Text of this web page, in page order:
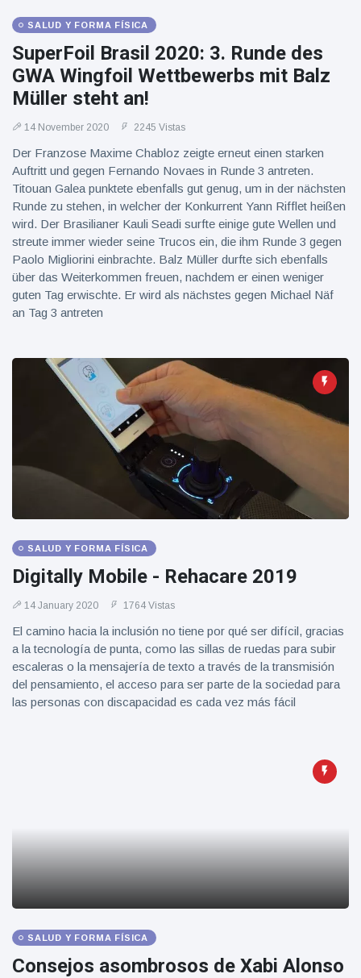
SALUD Y FORMA FÍSICA
SuperFoil Brasil 2020: 3. Runde des
GWA Wingfoil Wettbewerbs mit Balz
Müller steht an!
14 November 2020 2245 Vistas
Der Franzose Maxime Chabloz zeigte erneut einen starken
Auftritt und gegen Fernando Novaes in Runde 3 antreten.
Titouan Galea punktete ebenfalls gut genug, um in der nächsten
Runde zu stehen, in welcher der Konkurrent Yann Rifflet heißen
wird. Der Brasilianer Kauli Seadi surfte einige gute Wellen und
streute immer wieder seine Trucos ein, die ihm Runde 3 gegen
Paolo Migliorini einbrachte. Balz Müller durfte sich ebenfalls
über das Weiterkommen freuen, nachdem er einen weniger
guten Tag erwischte. Er wird als nächstes gegen Michael Näf
an Tag 3 antreten
SALUD Y FORMA FÍSICA
Digitally Mobile - Rehacare 2019
14 January 2020 1764 Vistas
El camino hacia la inclusión no tiene por qué ser difícil, gracias
a la tecnología de punta, como las sillas de ruedas para subir
escaleras o la mensajería de texto a través de la transmisión
del pensamiento, el acceso para ser parte de la sociedad para
las personas con discapacidad es cada vez más fácil
SALUD Y FORMA FÍSICA
Consejos asombrosos de Xabi Alonso